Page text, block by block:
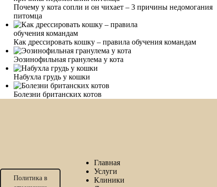
Почему у кота сопли и он чихает – 3 причины недомогания
питомца
Как дрессировать кошку – правила обучения командам
Эозинофильная гранулема у кота
Набухла грудь у кошки
Болезни британских котов
Политика в
Главная
Услуги
Клиники